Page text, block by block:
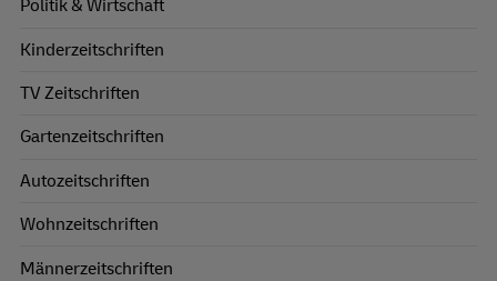
Politik & Wirtschaft
Kinderzeitschriften
TV Zeitschriften
Gartenzeitschriften
Autozeitschriften
Wohnzeitschriften
Männerzeitschriften